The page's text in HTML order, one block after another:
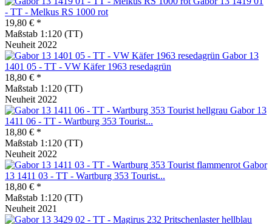
- TT - Melkus RS 1000 rot
19,80 € *
Maßstab 1:120 (TT)
Neuheit 2022
Gabor 13
1401 05 - TT - VW Käfer 1963 resedagrün
18,80 € *
Maßstab 1:120 (TT)
Neuheit 2022
Gabor 13
1411 06 - TT - Wartburg 353 Tourist...
18,80 € *
Maßstab 1:120 (TT)
Neuheit 2022
Gabor
13 1411 03 - TT - Wartburg 353 Tourist...
18,80 € *
Maßstab 1:120 (TT)
Neuheit 2021